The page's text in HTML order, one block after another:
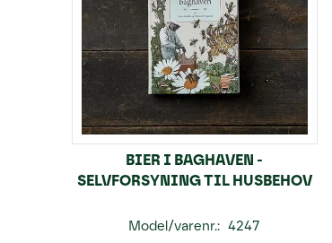
BIER I BAGHAVEN -
SELVFORSYNING TIL HUSBEHOV
Model/varenr.: 4247